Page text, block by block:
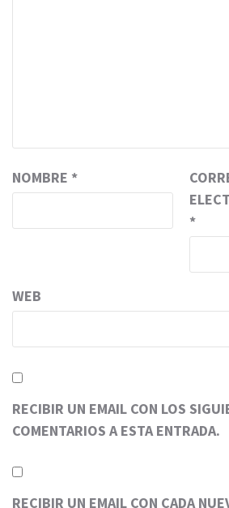
NOMBRE *
*
WEB
RECIBIR UN EMAIL CON LOS
COMENTARIOS A ESTA ENTRADA.
RECIBIR UN EMAIL CON CADA